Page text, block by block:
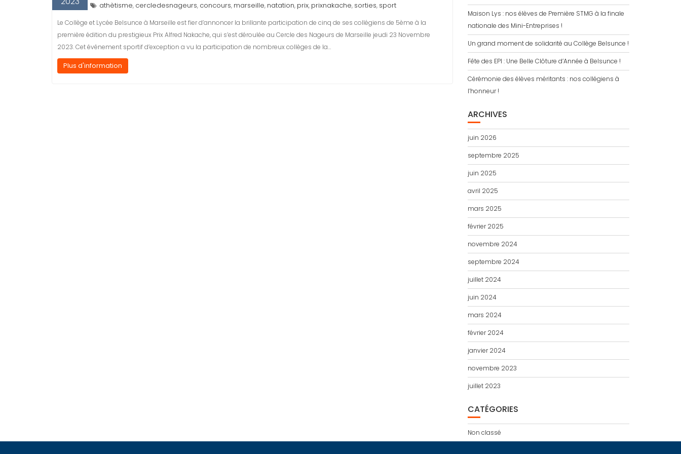
athètisme, cercledesnageurs, concours, marseille, natation, prix, prixnakache, sorties, sport
Le Collège et Lycée Belsunce à Marseille est fier d’annoncer la brillante participation de cinq de ses collégiens de 5ème à la
première édition du prestigieux Prix Alfred Nakache, qui s’est déroulée au Cercle des Nageurs de Marseille jeudi 23 Novembre
2023. Cet événement sportif d’exception a vu la participation de nombreux collèges de la…
Plus d'information
Maison Lys : nos élèves de Première STMG à la finale
nationale des Mini-Entreprises !
Un grand moment de solidarité au Collège Belsunce !
Fête des EPI : Une Belle Clôture d’Année à Belsunce !
Cérémonie des élèves méritants : nos collégiens à
l’honneur !
ARCHIVES
juin 2026
septembre 2025
juin 2025
avril 2025
mars 2025
février 2025
novembre 2024
septembre 2024
juillet 2024
juin 2024
mars 2024
février 2024
janvier 2024
novembre 2023
juillet 2023
CATÉGORIES
Non classé